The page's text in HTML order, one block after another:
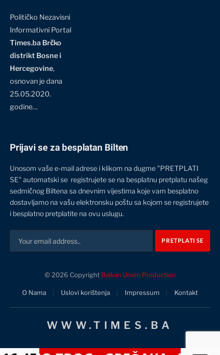
Političko Nezavisni
Informativni Portal
Times.ba Brčko
distrikt Bosne i
Hercegovine,
osnovan je dana
25.05.2020.
godine…
Prijavi se za besplatan Bilten
Unosom vaše e-mail adrese i klikom na dugme "PRETPLATI
SE" automatski se registrujete se na besplatnu pretplatu našeg
sedmičnog Biltena sa dnevnim vijestima koje vam besplatno
dostavljamo na vašu elektronsku poštu sa kojom se registrujete
i besplatno pretplatite na ovu uslugu.
© 2026 Copyright Balkan Union Production
O Nama Uslovi korištenja Impressum Kontakt
WWW.TIMES.BA